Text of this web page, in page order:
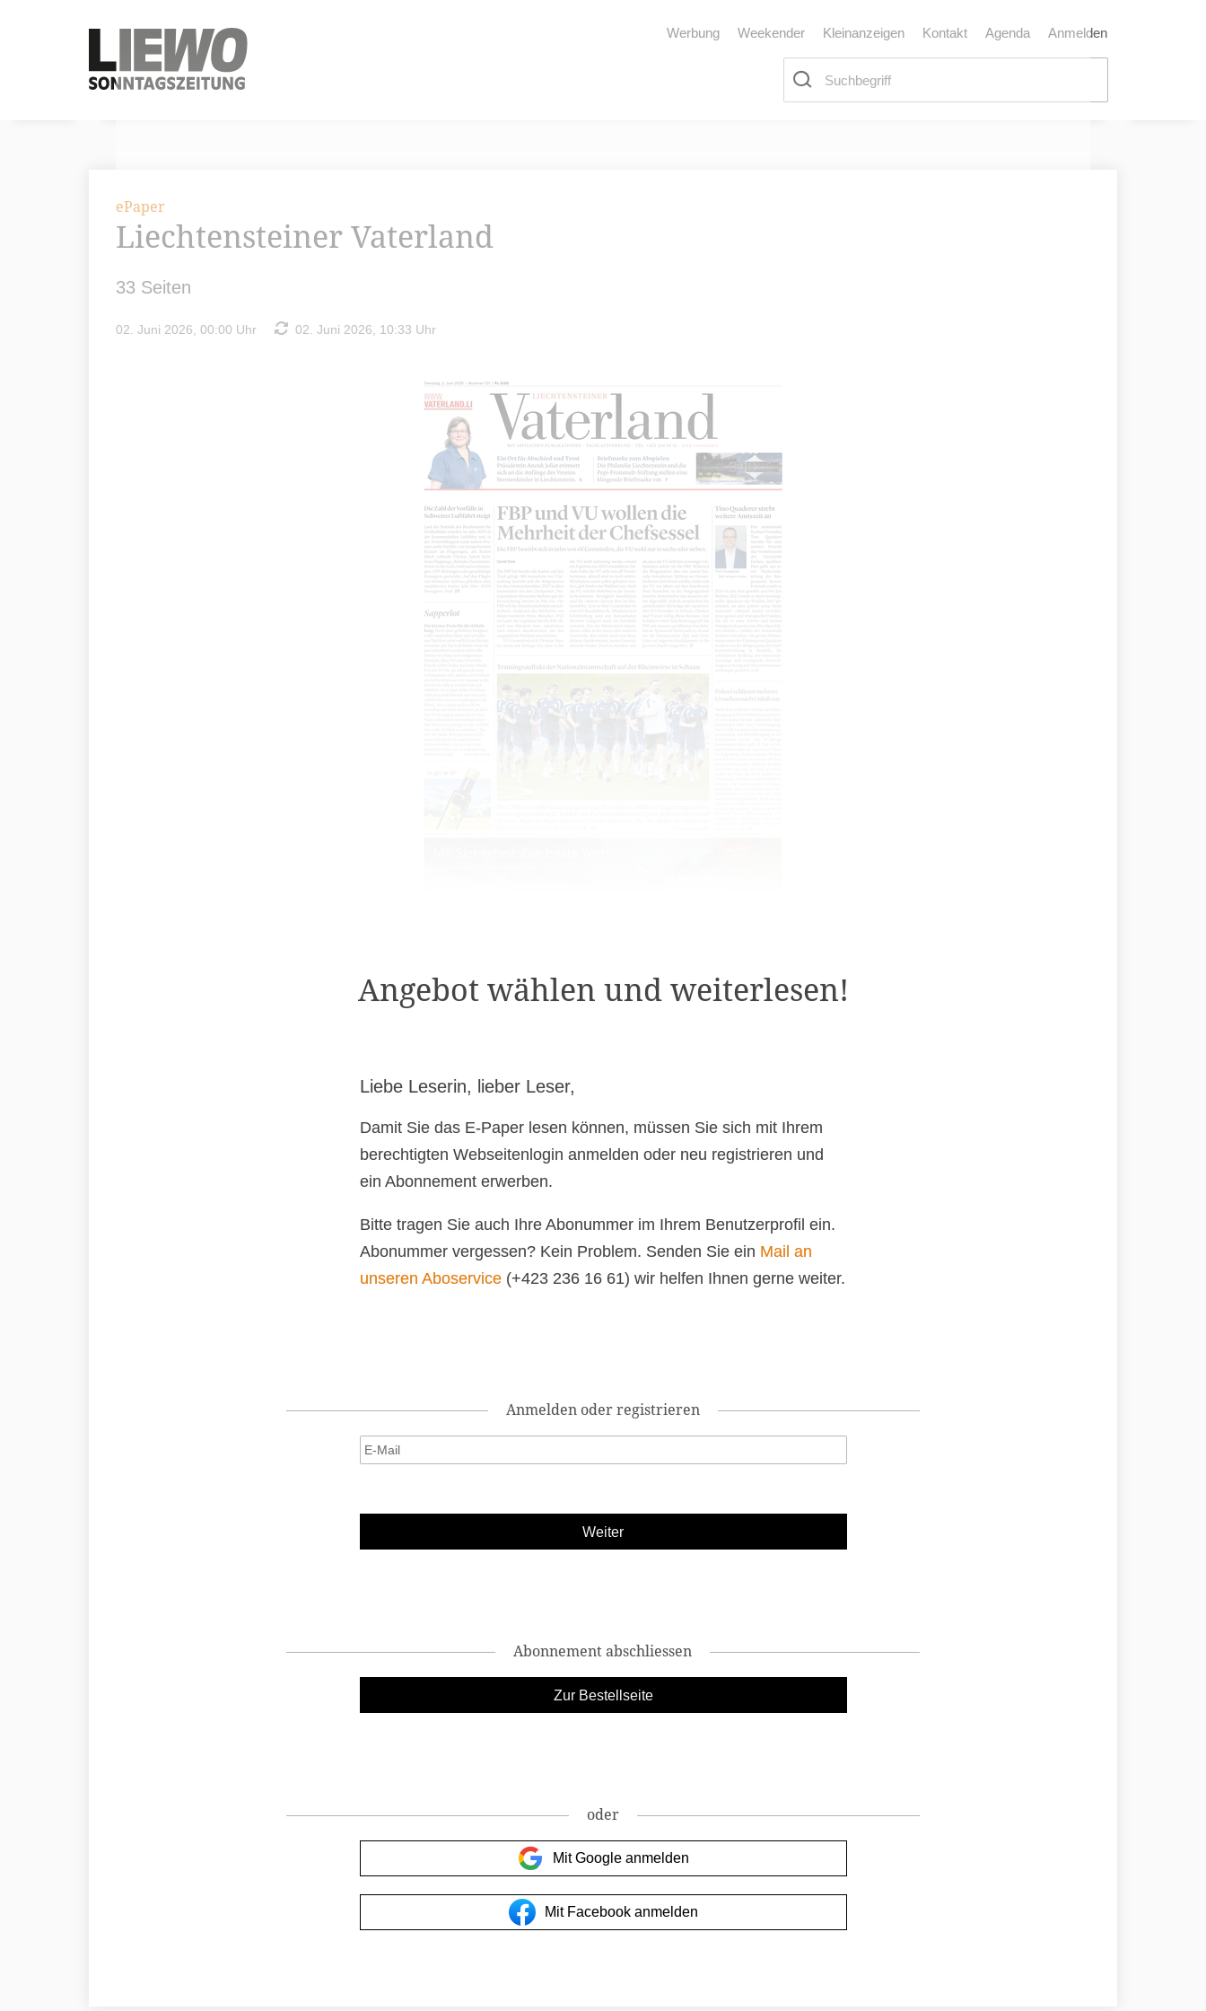
Anmelden
Werbung Weekender Kleinanzeigen Kontakt Agenda
ePaper
Liechtensteiner Vaterland
33 Seiten
02. Juni 2026, 00:00 Uhr 02. Juni 2026, 10:33 Uhr
Angebot wählen und weiterlesen!
Liebe Leserin, lieber Leser,
Damit Sie das E-Paper lesen können, müssen Sie sich mit Ihrem
berechtigten Webseitenlogin anmelden oder neu registrieren und
ein Abonnement erwerben.
Bitte tragen Sie auch Ihre Abonummer im Ihrem Benutzerprofil ein.
Abonummer vergessen? Kein Problem. Senden Sie ein Mail an
unseren Aboservice(+423 236 16 61) wir helfen Ihnen gerne weiter.
Anmelden oder registrieren
Abonnement abschliessen
oder
Mit Google anmelden
Mit Facebook anmelden